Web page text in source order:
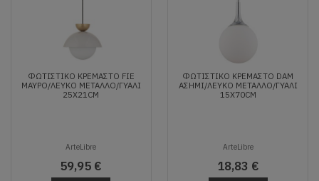
ΦΩΤΙΣΤΙΚΌ ΚΡΕΜΑΣΤΌ FIE
ΜΑΎΡΟ/ΛΕΥΚΌ ΜΈΤΑΛΛΟ/ΓΥΑΛΊ
25X21CM
ArteLibre
59,95 €
ΦΩΤΙΣΤΙΚΌ ΚΡΕΜΑΣΤΌ DAM
ΑΣΗΜΊ/ΛΕΥΚΌ ΜΈΤΑΛΛΟ/ΓΥΑΛΊ
15X70CM
ArteLibre
18,83 €